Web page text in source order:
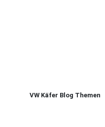
VW Käfer Blog Themen